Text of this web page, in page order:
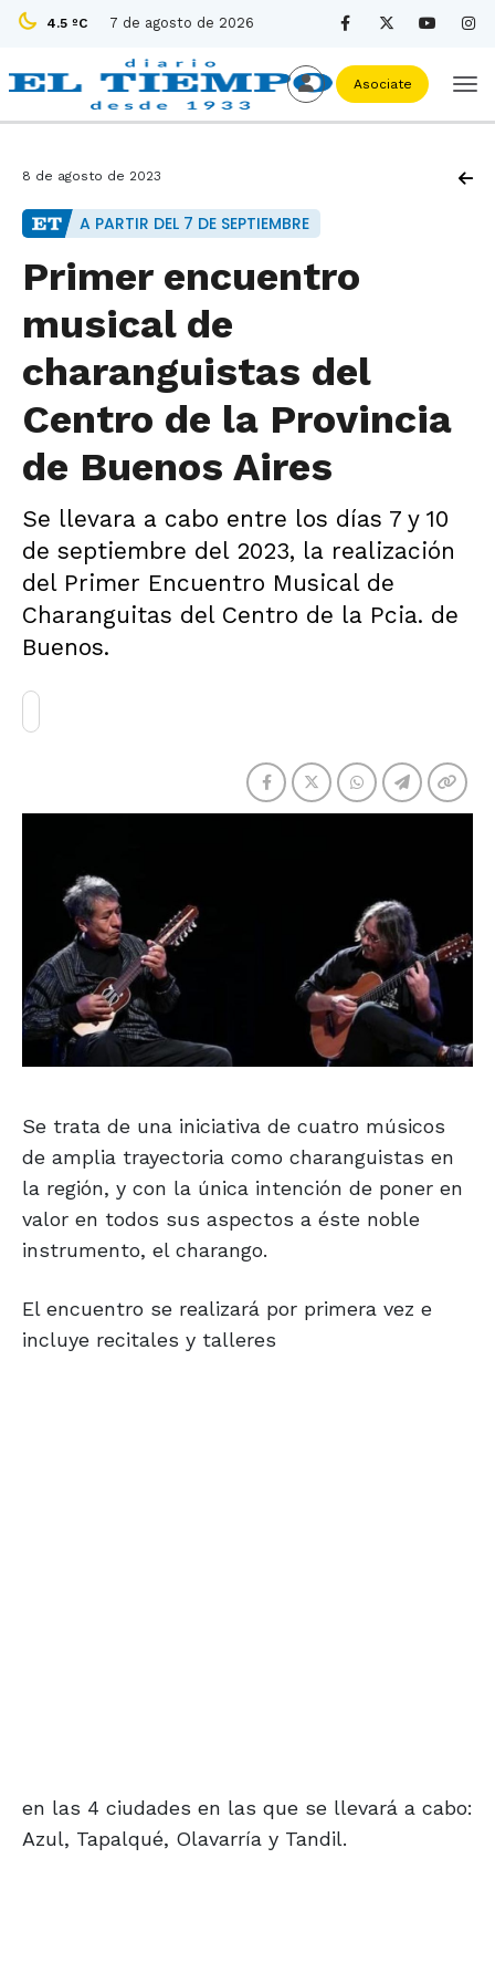
4.5 ºC 7 de agosto de 2026
Asociate
8 de agosto de 2023
A PARTIR DEL 7 DE SEPTIEMBRE
Primer encuentro
musical de
charanguistas del
Centro de la Provincia
de Buenos Aires
Se llevara a cabo entre los días 7 y 10
de septiembre del 2023, la realización
del Primer Encuentro Musical de
Charanguitas del Centro de la Pcia. de
Buenos.
Se trata de una iniciativa de cuatro músicos
de amplia trayectoria como charanguistas en
la región, y con la única intención de poner en
valor en todos sus aspectos a éste noble
instrumento, el charango.
El encuentro se realizará por primera vez e
incluye recitales y talleres
en las 4 ciudades en las que se llevará a cabo:
Azul, Tapalqué, Olavarría y Tandil.